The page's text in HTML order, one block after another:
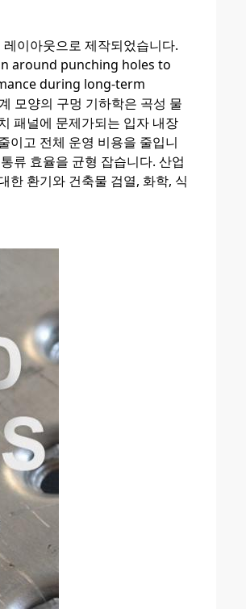
이아웃으로 제작되었습니다.
around punching holes to
during long-term
모양의 구멍 기하학은 곡성 물
패널에 문제가되는 입자 내장
이고 전체 운영 비용을 줄입니
류 효율을 균형 잡습니다. 산업
한 환기와 건축물 검열, 화학, 식